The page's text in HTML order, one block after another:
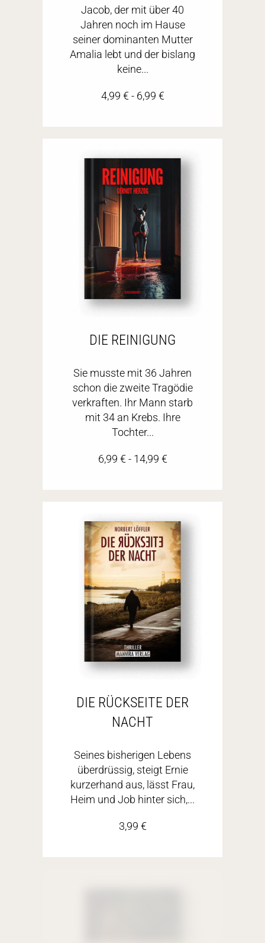
Jacob, der mit über 40
Jahren noch im Hause
seiner dominanten Mutter
Amalia lebt und der bislang
keine...
4,99 € - 6,99 €
DIE REINIGUNG
Sie musste mit 36 Jahren
schon die zweite Tragödie
verkraften. Ihr Mann starb
mit 34 an Krebs. Ihre
Tochter...
6,99 € - 14,99 €
DIE RÜCKSEITE DER
NACHT
Seines bisherigen Lebens
überdrüssig, steigt Ernie
kurzerhand aus, lässt Frau,
Heim und Job hinter sich,...
3,99 €